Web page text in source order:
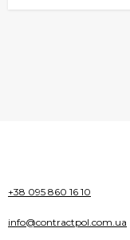
+38 095 860 16 10
info@contractpol.com.ua